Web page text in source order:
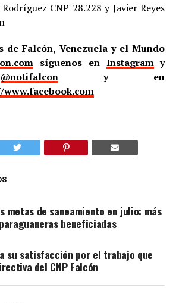
CNP 28.228 y Javier Reyes
de Falcón, Venezuela y el Mundo
síguenos en Instagramy
@notifalcony en
metas de saneamiento en julio: más
beneficiadas
su satisfacción por el trabajo que
del CNP Falcón